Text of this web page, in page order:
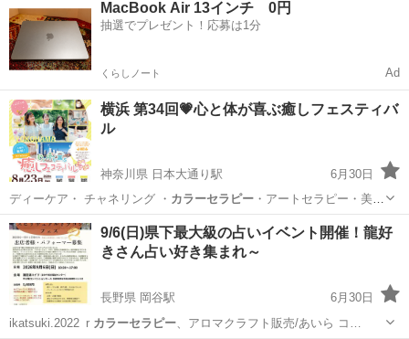
MacBook Air 13インチ 0円
抽選でプレゼント！応募は1分
くらしノート Ad
横浜 第34回💗心と体が喜ぶ癒しフェスティバ
ル
神奈川県 日本大通り駅
6月30日
ディーケア・ チャネリング ・ カラーセラピー・アートセラピー・美
容・各種ヒーリ…
神奈川 横浜市 日本大通り駅 地域/お祭り
フェスティバル
9/6(日)県下最大級の占いイベント開催！龍好
きさん占い好き集まれ～
長野県 岡谷駅
6月30日
ikatsuki.2022_r カラーセラピー 、アロマクラフト販売/あいら コ…